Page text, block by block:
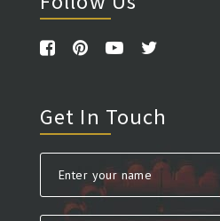
Get In Touch